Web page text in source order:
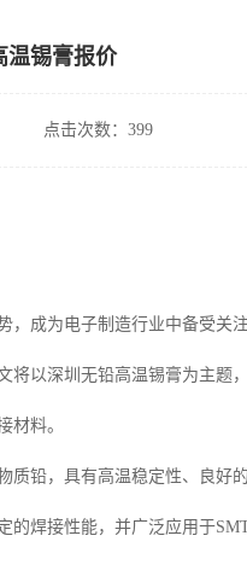
温锡膏报价
点击次数：399
成为电子制造行业中备受关
以深圳无铅高温锡膏为主题
材料。
铅，具有高温稳定性、良好
焊接性能，并广泛应用于